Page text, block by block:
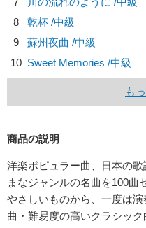
8
乾杯 /中級
9
蘇州夜曲 /中級
10 Sweet Memories /中級
も
商品の説明
洋楽ポピュラー曲、日本の
まなジャンルの名曲を100曲
やさしいものから、一度は
曲・難易度の高いクラシック